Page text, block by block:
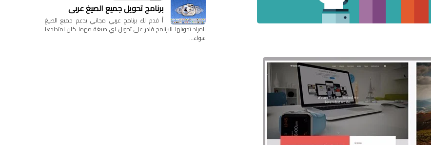
برنامج تحويل جميع الصيغ عربي
أ قدم لك برنامج عربي مجاني يدعم جميع الصيغ
المراد تحويلها البرنامج قادر على تحويل اي صيغة مهما كان امتدادها
سواء…